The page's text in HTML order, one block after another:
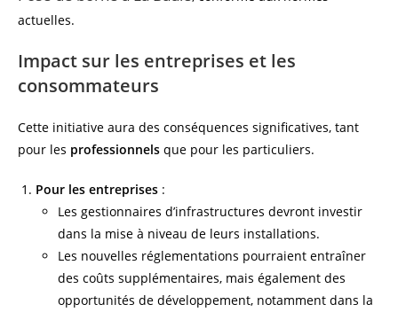
actuelles.
Impact sur les entreprises et les
consommateurs
Cette initiative aura des conséquences significatives, tant
pour les professionnels que pour les particuliers.
Pour les entreprises :
Les gestionnaires d’infrastructures devront investir
dans la mise à niveau de leurs installations.
Les nouvelles réglementations pourraient entraîner
des coûts supplémentaires, mais également des
opportunités de développement, notamment dans la